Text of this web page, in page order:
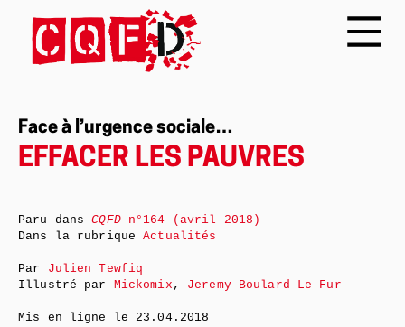
Face à l’urgence sociale…
EFFACER LES PAUVRES
Paru dansCQFDn°164 (avril 2018)
Dans la rubriqueActualités
Par Julien Tewfiq
Illustré par Mickomix , Jeremy Boulard Le Fur
Mis en ligne le 23.04.2018